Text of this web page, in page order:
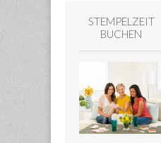
STEMPELZEIT
BUCHEN